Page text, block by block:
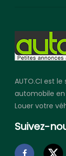
AUTO.CI est
automobile en
Louer votre
Suivez-